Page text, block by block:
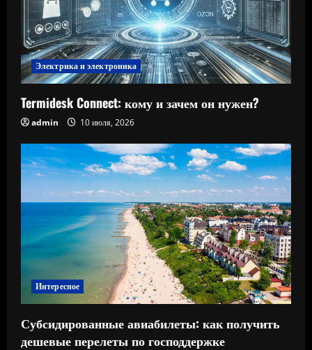
Электрика и электроника
Termidesk Connect: кому и зачем он нужен?
admin 10 июля, 2026
Интересное
Субсидированные авиабилеты: как получить
дешевые перелеты по господдержке